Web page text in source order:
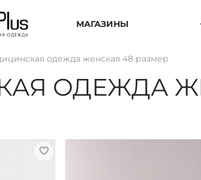
МАГАЗИНЫ
одежда женская 48 размер
ОДЕЖДА